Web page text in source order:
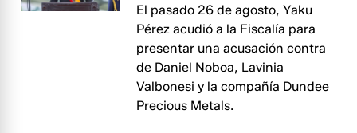
El pasado 26 de agosto, Yaku
Pérez acudió a la Fiscalía para
presentar una acusación contra
de Daniel Noboa, Lavinia
Valbonesi y la compañía Dundee
Precious Metals.